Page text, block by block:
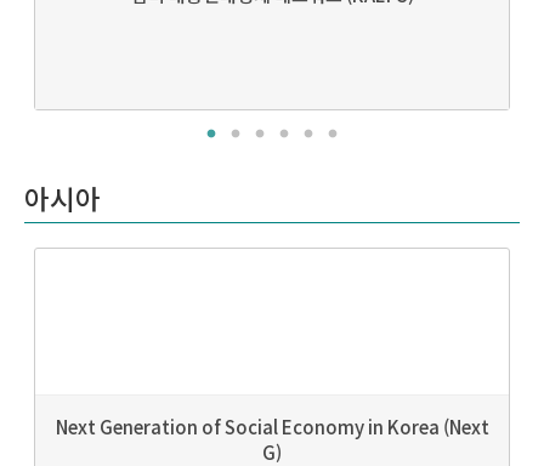
아시아
Next Generation of Social Economy in Korea (Next
G)